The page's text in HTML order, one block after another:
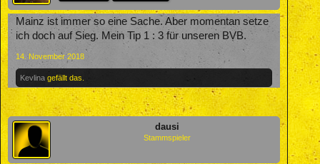
Mainz ist immer so eine Sache. Aber momentan setze
ich doch auf Sieg. Mein Tip 1 : 3 für unseren BVB.
14. November 2018
Kevlina gefällt das.
dausi
Stammspieler